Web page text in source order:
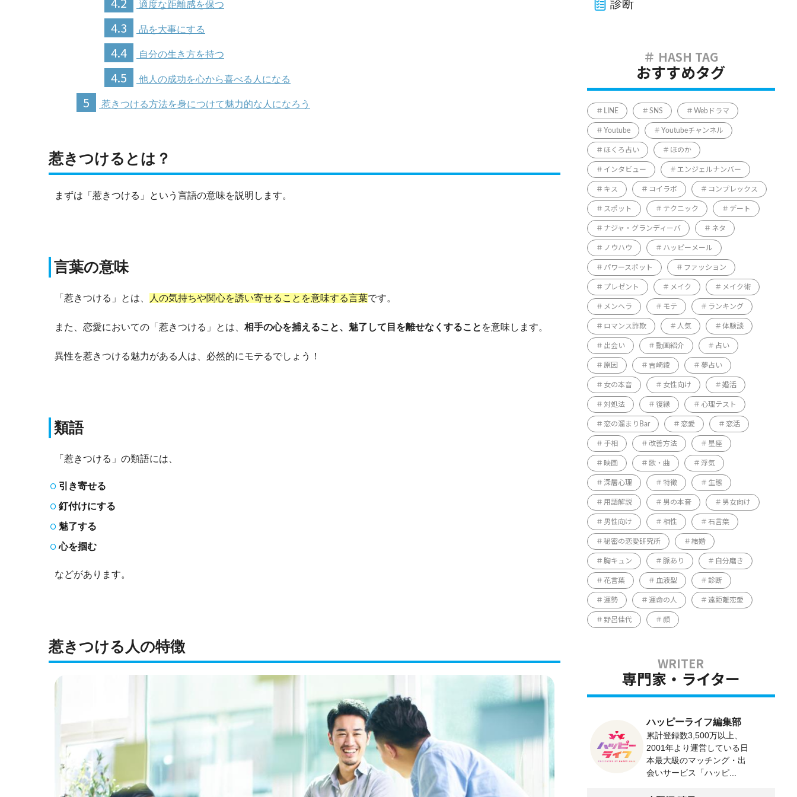
適度な距離感を保つ
4.3 品を大事にする
4.4 自分の生き方を持つ
4.5 他人の成功を心から喜べる人になる
5 惹きつける方法を身につけて魅力的な人になろう
惹きつけるとは？
まずは「惹きつける」という言語の意味を説明します。
言葉の意味
「惹きつける」とは、 人の気持ちや関心を誘い寄せることを意味する言葉です。
また、恋愛においての「惹きつける」とは、 相手の心を捕えること、魅了して目を離せなくすること を意味します。
異性を惹きつける魅力がある人は、必然的にモテるでしょう！
類語
「惹きつける」の類語には、
引き寄せる
釘付けにする
魅了する
心を掴む
などがあります。
惹きつける人の特徴
診断
おすすめタグ
LINE SNS Webドラマ
Youtube Youtubeチャンネル
ほくろ占い ほのか
インタビュー エンジェルナンバー
キス コイラボ コンプレックス
スポット テクニック デート
ナジャ・グランディーバ ネタ
ノウハウ ハッピーメール
パワースポット ファッション
プレゼント メイク メイク術
メンヘラ モテ ランキング
ロマンス詐欺 人気 体験談
出会い 動画紹介 占い
原因 吉崎綾 夢占い
女の本音 女性向け 婚活
対処法 復縁 心理テスト
恋の溜まりBar 恋愛 恋活
手相 改善方法 星座
映画 歌・曲 浮気
深層心理 特徴 生態
用語解説 男の本音 男女向け
男性向け 相性 石言葉
秘密の恋愛研究所 結婚
胸キュン 脈あり 自分磨き
花言葉 血液型 診断
運勢 運命の人 遠距離恋愛
野呂佳代 顔
専門家・ライター
ハッピーライフ編集部
累計登録数3,500万以上、
2001年より運営している日
本最大級のマッチング・出
会いサービス「ハッピ...